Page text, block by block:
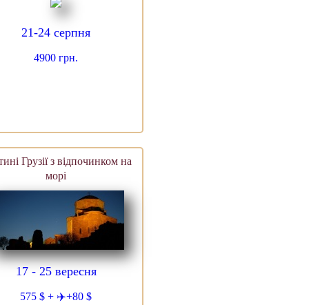
21-24 серпня
4900 грн.
Грузії з відпочинком на
морі
17 - 25 вересня
575 $ + ✈️+80 $